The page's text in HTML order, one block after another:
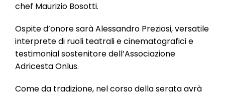
chef Maurizio Bosotti.
Ospite d’onore sarà Alessandro Preziosi, versatile
interprete di ruoli teatrali e cinematografici e
testimonial sostenitore dell’Associazione
Adricesta Onlus.
Come da tradizione, nel corso della serata avrà